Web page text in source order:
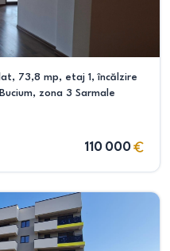
73,8 mp, etaj 1, încălzire
zona 3 Sarmale
110 000